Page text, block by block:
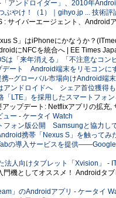
アンドロイダー」、2010年
やけ！（1）｜gihyo.jp ... 技術評
: サイバーエージェント、
S」はiPhoneにかなうか？
にNFCを統合へ | EE Times
は「来年消える」「不注意なコ
デート Android端末をリモコンに
--グローバル市場向けAndroid端
アンドロイドへ シェア首位獲得
LTE」を採用したスマートフォ
ップデート: Netflixアプリの拡充,
ー - ケータイ Watch
フォン版公開 Samsungと協力し
携帯「Nexus S」を触ってみ
の導入サービスを提供
法人向けタブレット「Xvision」 -
機としてオススメ！ Androidタ
」のAndroidアプリ - ケータイ